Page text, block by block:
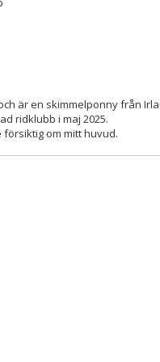
är en skimmelponny från
ridklubb i maj 2025.
försiktig om mitt huvud.